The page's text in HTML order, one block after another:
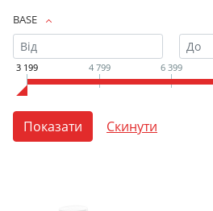
BASE
3 199 4 799 6 399